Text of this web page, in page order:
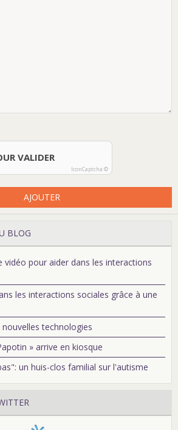
VALIDER
IconCaptcha ©
AJOUTER
BLOG
vidéo pour aider dans les interactions
les interactions sociales grâce à une
technologies
» arrive en kiosque
un huis-clos familial sur l'autisme